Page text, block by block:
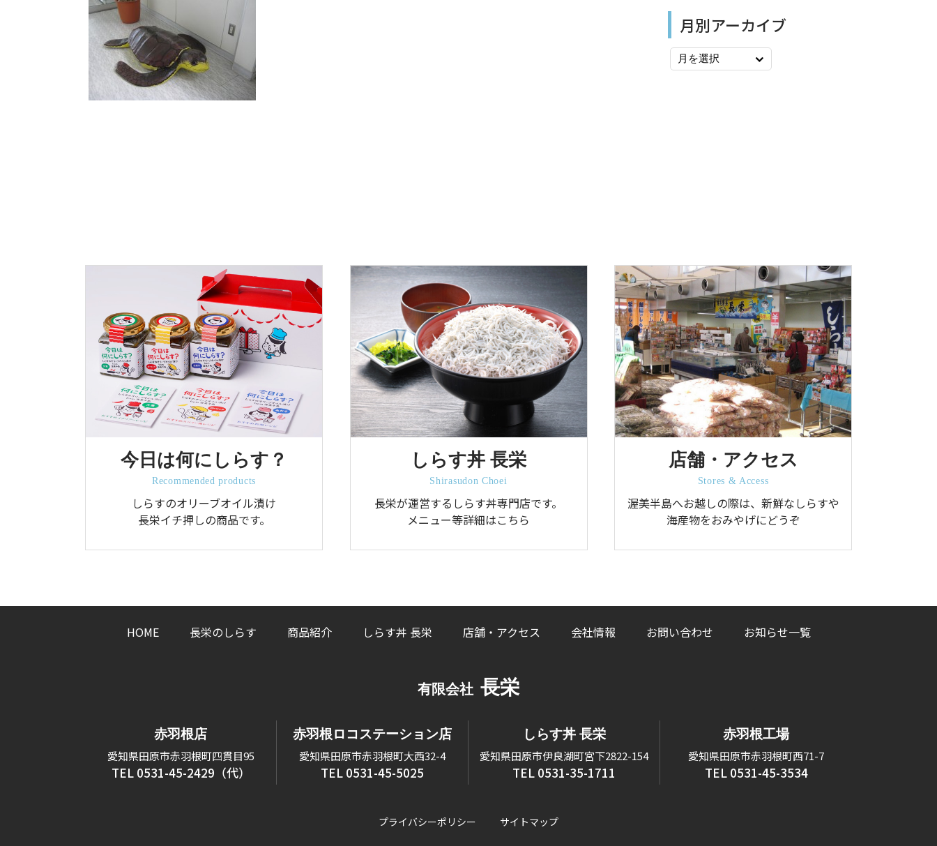
月別アーカイブ
今日は何にしらす？
Recommended products
しらすのオリーブオイル漬け
長栄イチ押しの商品です。
しらす丼 長栄
Shirasudon Choei
長栄が運営するしらす丼専門店です。
メニュー等詳細はこちら
店舗・アクセス
Stores & Access
渥美半島へお越しの際は、新鮮なしらすや
海産物をおみやげにどうぞ
HOME 長栄のしらす 商品紹介 しらす丼 長栄 店舗・アクセス 会社情報 お問い合わせ お知らせ一覧
有限会社 長栄
赤羽根店
愛知県田原市赤羽根町四貫目95
TEL 0531-45-2429（代）
赤羽根ロコステーション店
愛知県田原市赤羽根町大西32-4
TEL 0531-45-5025
しらす丼 長栄
愛知県田原市伊良湖町宮下2822-154
TEL 0531-35-1711
赤羽根工場
愛知県田原市赤羽根町西71-7
TEL 0531-45-3534
プライバシーポリシー サイトマップ